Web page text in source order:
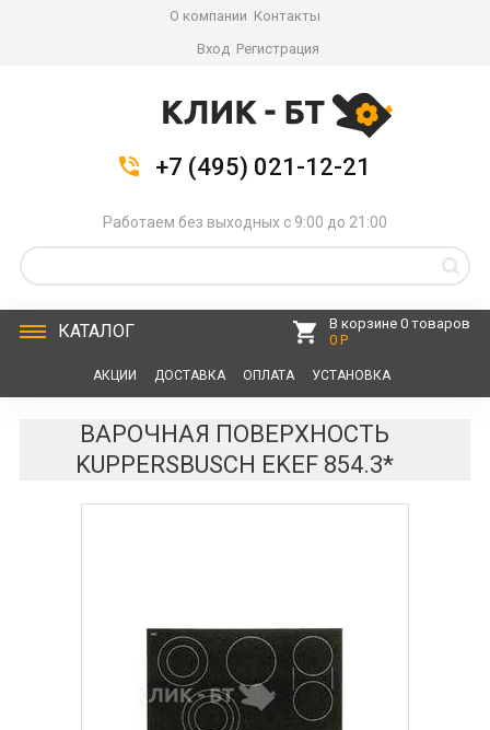
О компании Контакты
Вход Регистрация
+7 (495) 021-12-21
Работаем без выходных с 9:00 до 21:00
КАТАЛОГ
В корзине 0 товаров
0 Р
АКЦИИ ДОСТАВКА ОПЛАТА УСТАНОВКА
ВАРОЧНАЯ ПОВЕРХНОСТЬ
KUPPERSBUSCH EKEF 854.3*